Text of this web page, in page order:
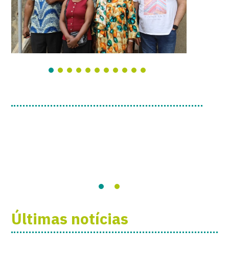
Últimas notícias